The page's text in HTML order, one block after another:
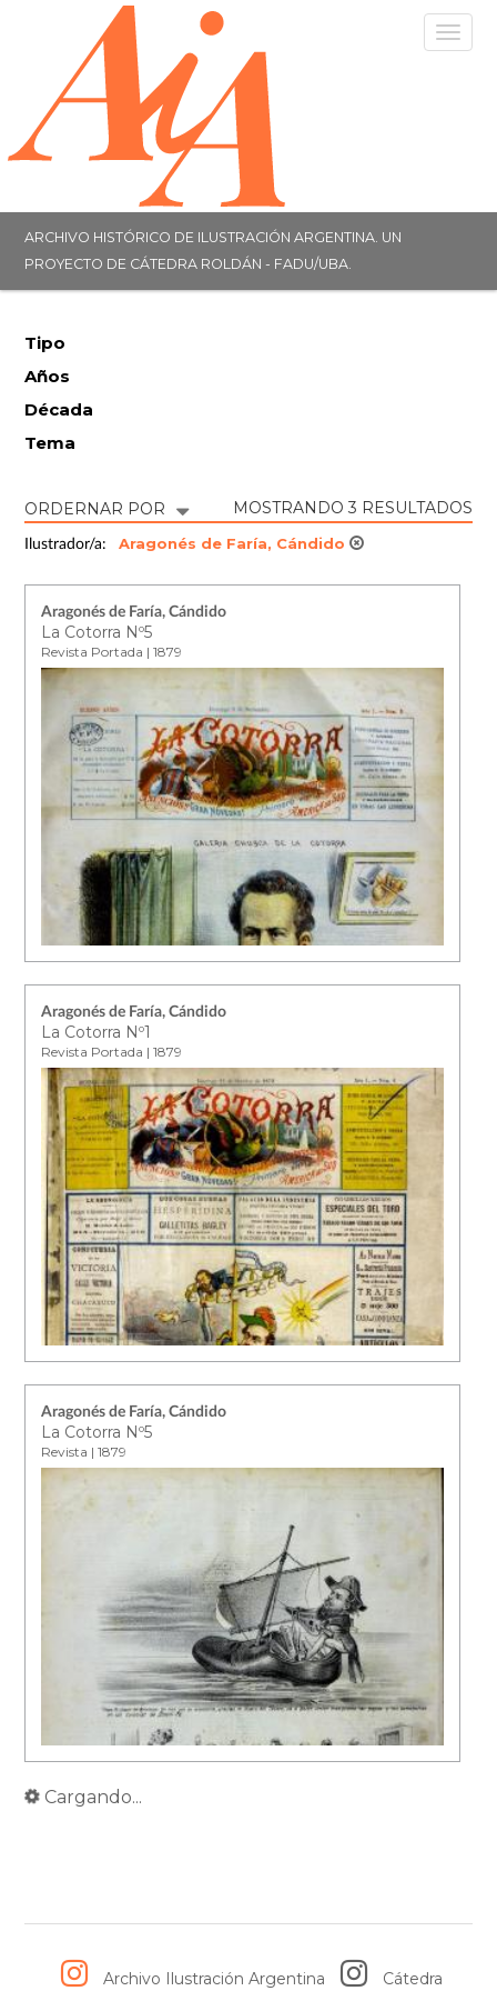
ARCHIVO HISTÓRICO DE ILUSTRACIÓN ARGENTINA. UN
PROYECTO DE CÁTEDRA ROLDÁN - FADU/UBA.
Tipo
Años
Década
Tema
ORDERNAR POR MOSTRANDO 3 RESULTADOS
Ilustrador/a: Aragonés de Faría, Cándido
Aragonés de Faría, Cándido
La Cotorra Nº5
Revista Portada | 1879
Aragonés de Faría, Cándido
La Cotorra Nº1
Revista Portada | 1879
Aragonés de Faría, Cándido
La Cotorra Nº5
Revista | 1879
Cargando...
Archivo Ilustración Argentina Cátedra